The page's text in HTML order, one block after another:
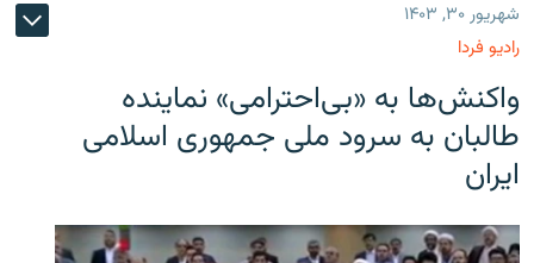
شهریور ۳۰, ۱۴۰۳
رادیو فردا
واکنش‌ها به «بی‌احترامی» نماینده
طالبان به سرود ملی جمهوری اسلامی
ایران